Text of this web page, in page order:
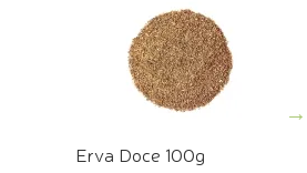
Erva Doce 100g